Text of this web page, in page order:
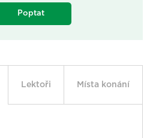
Poptat
Lektoři Místa konání